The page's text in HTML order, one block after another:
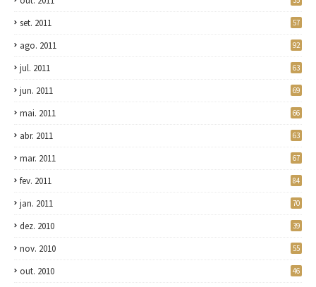
set. 2011 57
ago. 2011 92
jul. 2011 63
jun. 2011 69
mai. 2011 66
abr. 2011 63
mar. 2011 67
fev. 2011 84
jan. 2011 70
dez. 2010 39
nov. 2010 55
out. 2010 46